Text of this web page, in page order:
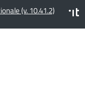
(v. 10.41.2)